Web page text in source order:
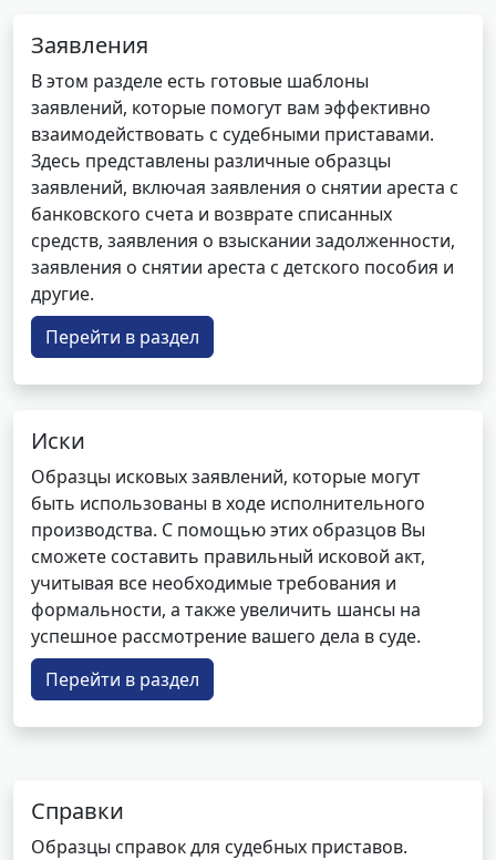
Заявления
В этом разделе есть готовые шаблоны
заявлений, которые помогут вам эффективно
взаимодействовать с судебными приставами.
Здесь представлены различные образцы
заявлений, включая заявления о снятии ареста с
банковского счета и возврате списанных
средств, заявления о взыскании задолженности,
заявления о снятии ареста с детского пособия и
другие.
Перейти в раздел
Иски
Образцы исковых заявлений, которые могут
быть использованы в ходе исполнительного
производства. С помощью этих образцов Вы
сможете составить правильный исковой акт,
учитывая все необходимые требования и
формальности, а также увеличить шансы на
успешное рассмотрение вашего дела в суде.
Перейти в раздел
Справки
Образцы справок для судебных приставов.